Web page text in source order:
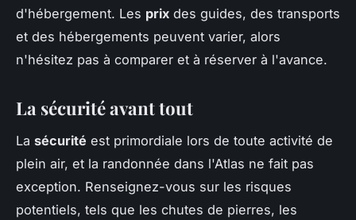
d'hébergement. Les prix des guides, des transports
et des hébergements peuvent varier, alors
n'hésitez pas à comparer et à réserver à l'avance.
La sécurité avant tout
La sécurité est primordiale lors de toute activité de
plein air, et la randonnée dans l'Atlas ne fait pas
exception. Renseignez-vous sur les risques
potentiels, tels que les chutes de pierres, les